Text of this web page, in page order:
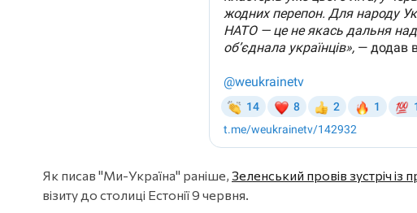
Як писав "Ми-Україна" раніше, Зеленський провів зустріч із
візиту до столиці Естонії 9 червня.